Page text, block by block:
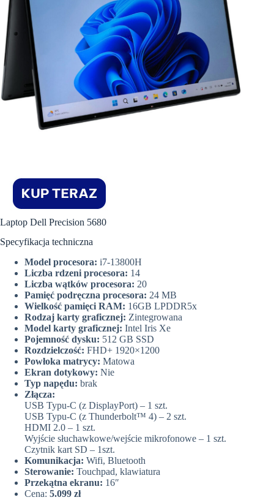
Laptop Dell Precision 5680
Specyfikacja techniczna
Model procesora: i7-13800H
Liczba rdzeni procesora: 14
Liczba wątków procesora: 20
Pamięć podręczna procesora: 24 MB
Wielkość pamięci RAM: 16GB LPDDR5x
Rodzaj karty graficznej: Zintegrowana
Model karty graficznej: Intel Iris Xe
Pojemność dysku: 512 GB SSD
Rozdzielczość: FHD+ 1920×1200
Powłoka matrycy: Matowa
Ekran dotykowy: Nie
Typ napędu: brak
Złącza:
USB Typu-C (z DisplayPort) – 1 szt.
USB Typu-C (z Thunderbolt™ 4) – 2 szt.
HDMI 2.0 – 1 szt.
Wyjście słuchawkowe/wejście mikrofonowe – 1 szt.
Czytnik kart SD – 1szt.
Komunikacja: Wifi, Bluetooth
Sterowanie: Touchpad, klawiatura
Przekątna ekranu: 16″
Cena: 5.099 zł